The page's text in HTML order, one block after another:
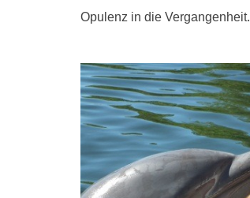
Opulenz in die Vergangenheit.